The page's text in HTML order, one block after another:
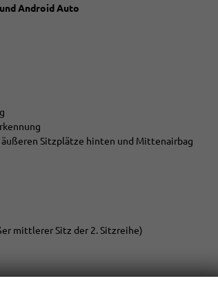
Android Auto
äußeren Sitzplätze hinten und Mittenairbag
mittlerer Sitz der 2. Sitzreihe)